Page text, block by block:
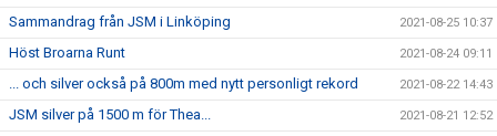
Sammandrag från JSM i Linköping 2021-08-25 10:37
Höst Broarna Runt 2021-08-24 09:11
... och silver också på 800m med nytt personligt rekord 2021-08-22 14:43
JSM silver på 1500 m för Thea... 2021-08-21 12:52